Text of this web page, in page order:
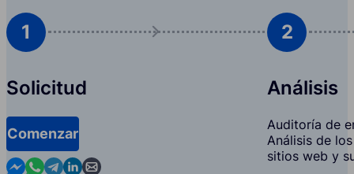
1
Solicitud
Comenzar
Contact us in Messenger
Contact us in WhatsApp
Contact us in Telegram
Contact us in Linkedin
Contact us by email
2
Análisis
Auditoría de
Análisis de
sitios web y